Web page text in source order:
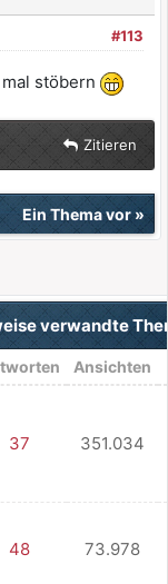
#113
stöbern
Zitieren
Ein Thema vor»
verwandte
Ansichten
37 351.034
48 73.978